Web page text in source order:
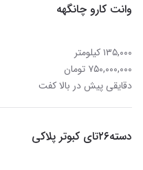
وانت کارو چانگهه
۱۳۵,۰۰۰ کیلومتر
۷۵۰,۰۰۰,۰۰۰ تومان
دقایقی پیش در بالا کفت
دسته۲۶تای کبوتر پلاکی